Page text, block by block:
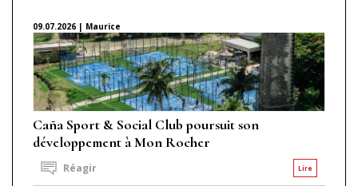
09.07.2026 | Maurice
Caña Sport & Social Club poursuit son
développement à Mon Rocher
Lire
Réagir